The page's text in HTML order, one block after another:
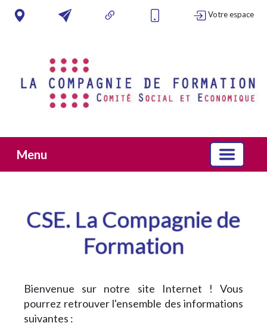
Votre espace
Menu
CSE. La Compagnie de
Formation
Bienvenue sur notre site Internet ! Vous
pourrez retrouver l'ensemble des informations
suivantes :